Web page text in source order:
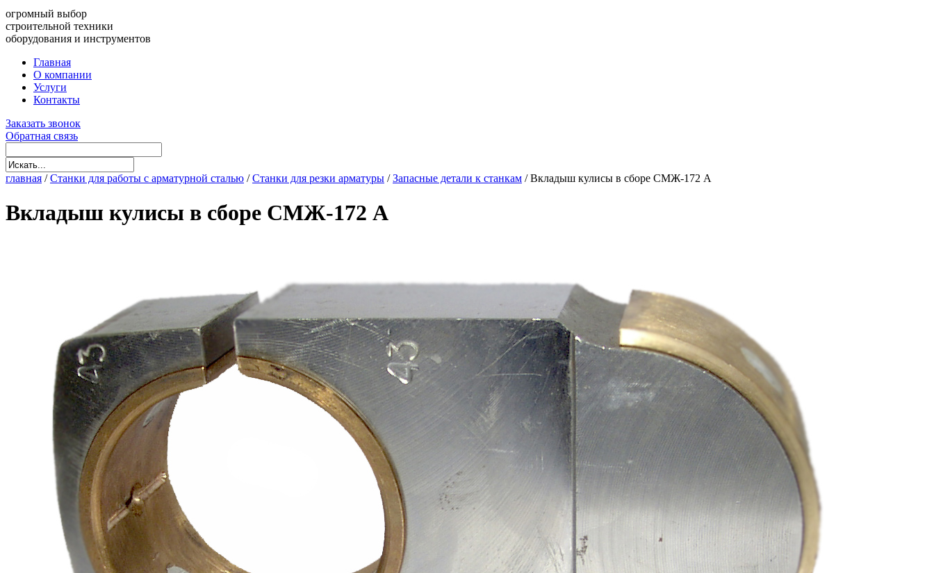
огромный выбор
строительной техники
оборудования и инструментов
Главная
О компании
Услуги
Контакты
Заказать звонок
Обратная связь
главная /Станки для работы с арматурной сталью /Станки для резки арматуры /Запасные детали к станкам /Вкладыш кулисы в сборе СМЖ-172 А
Вкладыш кулисы в сборе СМЖ-172 А